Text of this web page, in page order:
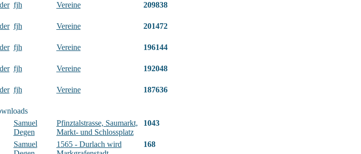
fjh Vereine 209838
fjh Vereine 201472
fjh Vereine 196144
fjh Vereine 192048
fjh Vereine 187636
Samuel
Degen
Pfinztalstrasse, Saumarkt,
Markt- und Schlossplatz
1043
Samuel
1565 - Durlach wird
168